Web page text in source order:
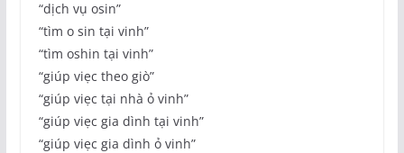
“dịch vụ osin”
“tìm o sin tại vinh”
“tìm oshin tại vinh”
“giúp viẹc theo giò”
“giúp viẹc tại nhà ỏ vinh”
“giúp viẹc gia dình tại vinh”
“giúp viẹc gia dình ỏ vinh”